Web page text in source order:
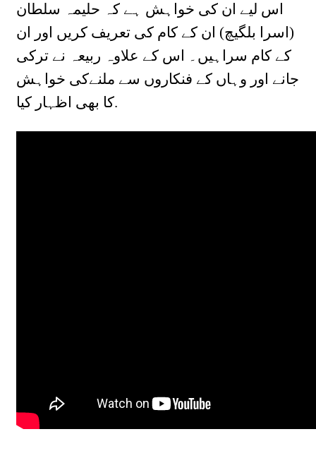
اس لیے ان کی خواہش ہے کہ حلیمہ سلطان
(اسرا بلگیچ) ان کے کام کی تعریف کریں اور ان
کے کام سراہیں۔ اس کے علاوہ ربیعہ نے ترکی
جانے اور وہاں کے فنکاروں سے ملنےکی خواہش
کا بھی اظہار کیا.